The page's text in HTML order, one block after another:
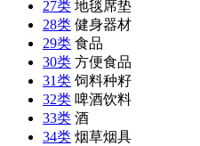
27类 地毯席垫
28类 健身器材
29类 食品
30类 方便食品
31类 饲料种籽
32类 啤酒饮料
33类 酒
34类 烟草烟具